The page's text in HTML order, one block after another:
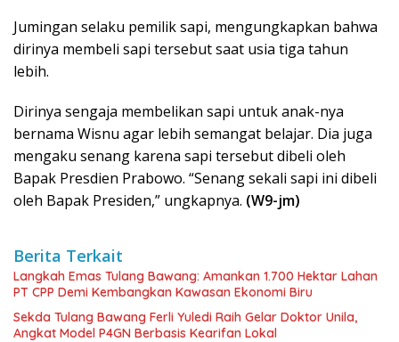
Jumingan selaku pemilik sapi, mengungkapkan bahwa
dirinya membeli sapi tersebut saat usia tiga tahun
lebih.
Dirinya sengaja membelikan sapi untuk anak-nya
bernama Wisnu agar lebih semangat belajar. Dia juga
mengaku senang karena sapi tersebut dibeli oleh
Bapak Presdien Prabowo. “Senang sekali sapi ini dibeli
oleh Bapak Presiden,” ungkapnya. (W9-jm)
Berita Terkait
Langkah Emas Tulang Bawang: Amankan 1.700 Hektar Lahan
PT CPP Demi Kembangkan Kawasan Ekonomi Biru
Sekda Tulang Bawang Ferli Yuledi Raih Gelar Doktor Unila,
Angkat Model P4GN Berbasis Kearifan Lokal